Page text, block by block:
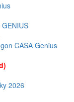
CASA Genius
2026